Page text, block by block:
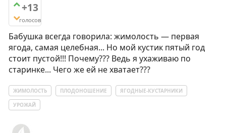
+13
голосов
Бабушка всегда говорила: жимолость — первая
ягода, самая целебная... Но мой кустик пятый год
стоит пустой!!! Почему??? Ведь я ухаживаю по
старинке... Чего же ей не хватает???
ЖИМОЛОСТЬ ПЛОДОНОШЕНИЕ
ЯГОДНЫЕ-КУСТАРНИКИ
УРОЖАЙ